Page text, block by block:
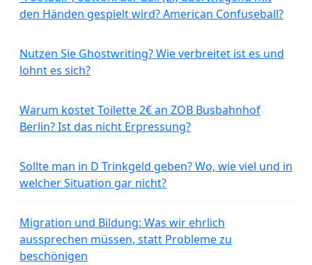
den Händen gespielt wird? American Confuseball?
Nutzen Sie Ghostwriting? Wie verbreitet ist es und
lohnt es sich?
Warum kostet Toilette 2€ an ZOB Busbahnhof
Berlin? Ist das nicht Erpressung?
Sollte man in D Trinkgeld geben? Wo, wie viel und in
welcher Situation gar nicht?
Migration und Bildung: Was wir ehrlich
aussprechen müssen, statt Probleme zu
beschönigen